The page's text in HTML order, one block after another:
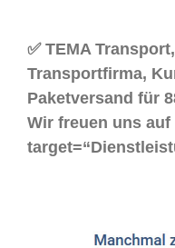
✅ TEMA
Transportfirma,
Paketversand für
Wir freuen uns